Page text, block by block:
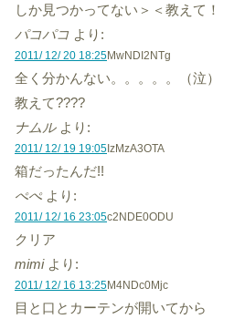
しか見つかってない＞＜教えて！
パコパコ より:
2011/ 12/ 20 18:25MwNDI2NTg
全く分かんない。。。。。（泣）
教えて????
ナムル より:
2011/ 12/ 19 19:05IzMzA3OTA
箱だったんだ!!
ぺぺ より:
2011/ 12/ 16 23:05c2NDE0ODU
クリア
mimi より:
2011/ 12/ 16 13:25M4NDc0Mjc
目と口とカーテンが開いてから